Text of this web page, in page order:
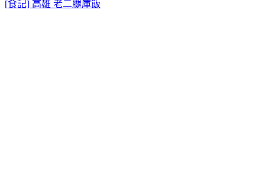
[食記] 高雄 老二腿庫飯